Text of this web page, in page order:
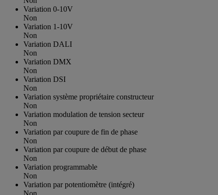
Variation 0-10V
Non
Variation 1-10V
Non
Variation DALI
Non
Variation DMX
Non
Variation DSI
Non
Variation système propriétaire constructeur
Non
Variation modulation de tension secteur
Non
Variation par coupure de fin de phase
Non
Variation par coupure de début de phase
Non
Variation programmable
Non
Variation par potentiomètre (intégré)
Non